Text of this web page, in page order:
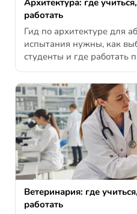
Архитектура: где
работать
Гид по архитектуре для
испытания нужны, как
студенты и где работать
Ветеринария: где
работать